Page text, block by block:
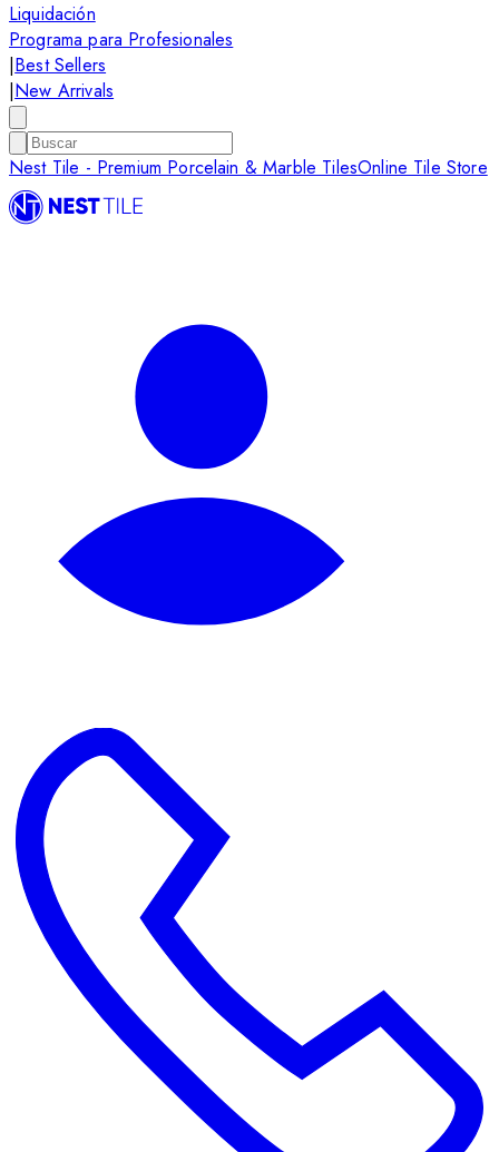
Liquidación
Programa para Profesionales
|Best Sellers
|New Arrivals
Nest Tile - Premium Porcelain & Marble TilesOnline Tile Store